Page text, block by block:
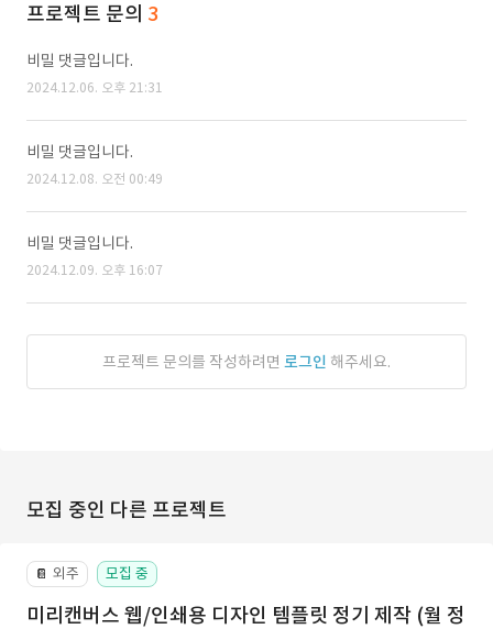
프로젝트 문의 3
비밀 댓글입니다.
2024.12.06. 오후 21:31
비밀 댓글입니다.
2024.12.08. 오전 00:49
비밀 댓글입니다.
2024.12.09. 오후 16:07
프로젝트 문의를 작성하려면 로그인 해주세요.
모집 중인 다른 프로젝트
📔 외주 모집 중
미리캔버스 웹/인쇄용 디자인 템플릿 정기 제작 (월 정